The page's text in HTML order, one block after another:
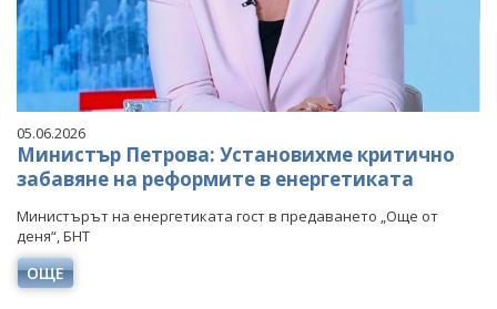
05.06.2026
Министър Петрова: Установихме критично
забавяне на реформите в енергетиката
Министърът на енергетиката гост в предаването „Още от
деня“, БНТ
ОЩЕ